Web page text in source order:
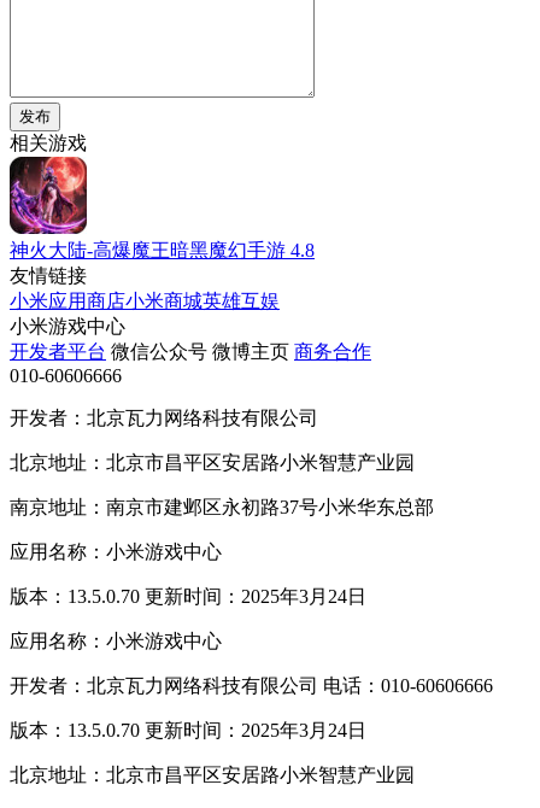
发布
相关游戏
神火大陆-高爆魔王暗黑魔幻手游 4.8
友情链接
小米应用商店小米商城英雄互娱
小米游戏中心
开发者平台 微信公众号 微博主页 商务合作
010-60606666
开发者：北京瓦力网络科技有限公司
北京地址：北京市昌平区安居路小米智慧产业园
南京地址：南京市建邺区永初路37号小米华东总部
应用名称：小米游戏中心
版本：13.5.0.70 更新时间：2025年3月24日
应用名称：小米游戏中心
开发者：北京瓦力网络科技有限公司 电话：010-60606666
版本：13.5.0.70 更新时间：2025年3月24日
北京地址：北京市昌平区安居路小米智慧产业园